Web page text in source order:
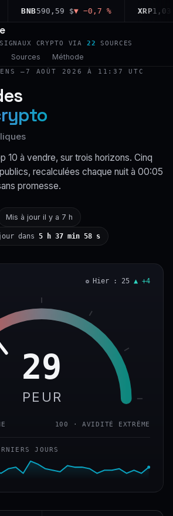
BNB590,59 $▼ −0,7 % XRP1,03 $
CRYPTO VIA 22 SOURCES
Sources Méthode
—7 AOÛT 2026 À 11:37 UTC
10 à vendre, sur trois horizons. Cinq
recalculées chaque nuit à 00:05
promesse.
Mis à jour il y a 7 h
dans 5 h 37 min 58 s
Hier : 25 ▲ +4
29
PEUR
100 · AVIDITÉ EXTRÊME
JOURS